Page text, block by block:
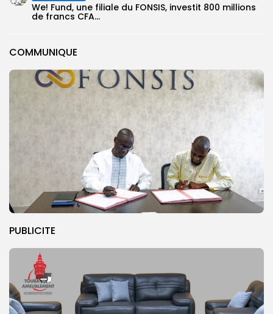
COMMUNIQUE
PUBLICITE
We! Fund, une filiale du FONSIS, investit 800 millions
de francs CFA...